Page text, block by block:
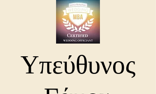
Υπεύθυνος